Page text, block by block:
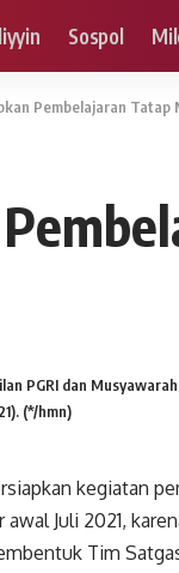
Sospol
Pembelajaran Tatap
PGRI dan
(*/hmn)
kegiatan
Juli 2021,
Tim